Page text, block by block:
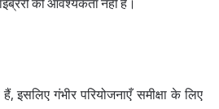
की आवश्यकता नहीं है।
इसलिए गंभीर परियोजनाएँ समीक्षा के लिए